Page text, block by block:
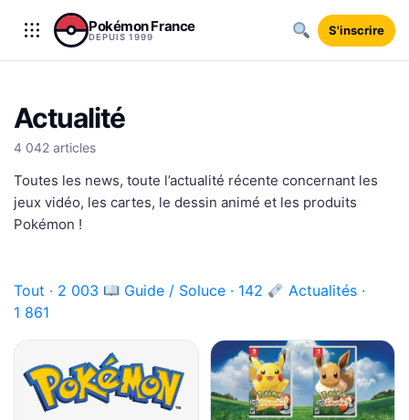
Aller au contenu
Pokémon France
DEPUIS 1999 S'inscrire
Actualité
4 042 articles
Toutes les news, toute l’actualité récente concernant les
jeux vidéo, les cartes, le dessin animé et les produits
Pokémon !
Tout · 2 003 Guide / Soluce · 142
Actualités ·
1 861